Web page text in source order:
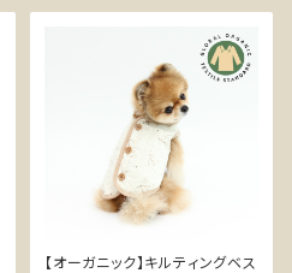
【オーガニック】キルティングベス